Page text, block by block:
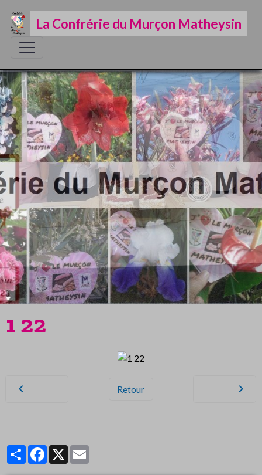
La Confrérie du Murçon Matheysin
1 22
Retour
PartagerFacebook
X